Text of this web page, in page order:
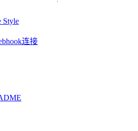
Style
连接